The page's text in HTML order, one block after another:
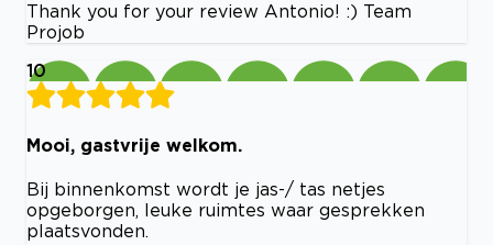
Thank you for your review Antonio! :) Team
Projob
10
Mooi, gastvrije welkom.
Bij binnenkomst wordt je jas-/ tas netjes
opgeborgen, leuke ruimtes waar gesprekken
plaatsvonden.